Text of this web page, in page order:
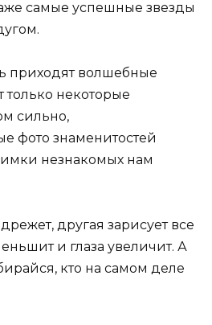
самые успешные звезды
приходят волшебные
только некоторые
сильно,
фото знаменитостей
незнакомых нам
другая зарисует все
и глаза увеличит. А
кто на самом деле